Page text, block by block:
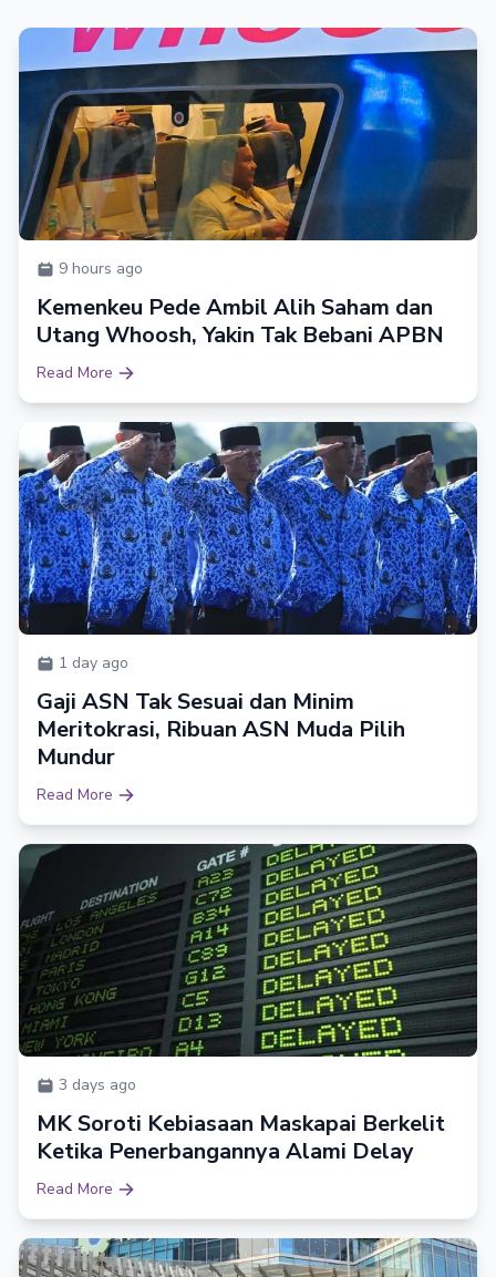
9 hours ago
Kemenkeu Pede Ambil Alih Saham dan
Utang Whoosh, Yakin Tak Bebani APBN
Read More
1 day ago
Gaji ASN Tak Sesuai dan Minim
Meritokrasi, Ribuan ASN Muda Pilih
Mundur
Read More
3 days ago
MK Soroti Kebiasaan Maskapai Berkelit
Ketika Penerbangannya Alami Delay
Read More